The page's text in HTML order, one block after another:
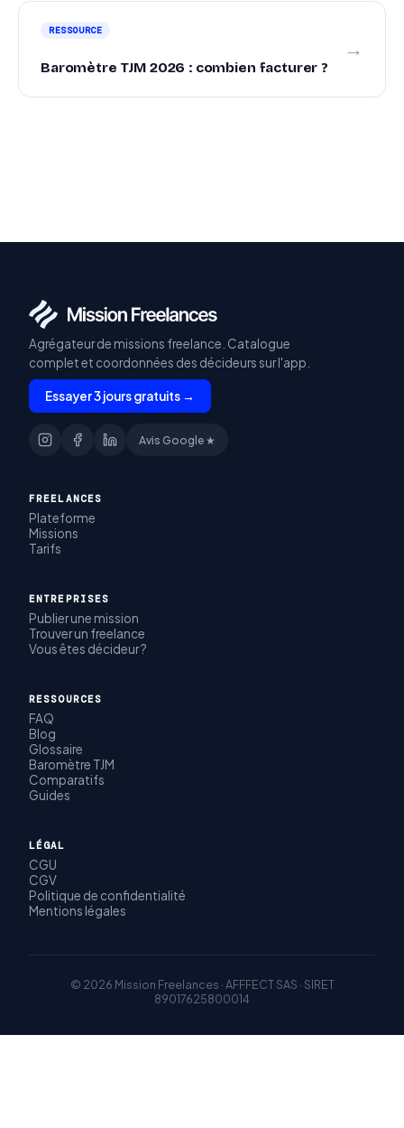
RESSOURCE
Baromètre TJM 2026 : combien facturer ?
→
Agrégateur de missions freelance. Catalogue
complet et coordonnées des décideurs sur l'app.
Essayer 3 jours gratuits →
Avis Google ★
FREELANCES
Plateforme
Missions
Tarifs
ENTREPRISES
Publier une mission
Trouver un freelance
Vous êtes décideur ?
RESSOURCES
FAQ
Blog
Glossaire
Baromètre TJM
Comparatifs
Guides
LÉGAL
CGU
CGV
Politique de confidentialité
Mentions légales
© 2026 Mission Freelances · AFFFECT SAS · SIRET
89017625800014